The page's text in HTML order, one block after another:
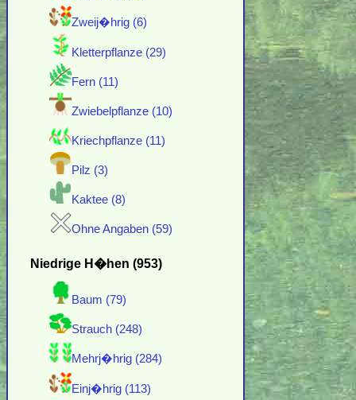
Zweij�hrig (6)
Kletterpflanze (29)
Fern (11)
Zwiebelpflanze (10)
Kriechpflanze (11)
Pilz (3)
Kaktee (8)
Ohne Angaben (59)
Niedrige H�hen (953)
Baum (79)
Strauch (248)
Mehrj�hrig (284)
Einj�hrig (113)